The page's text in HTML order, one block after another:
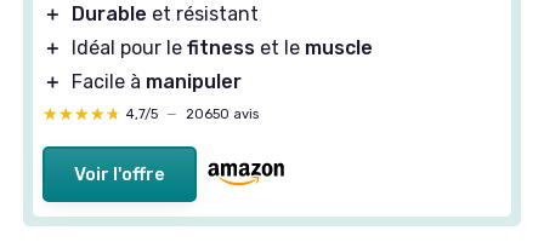
＋
Facile à manipuler
★★★★★
★★★★★ 4,7/5 — 20650 avis
Voir l'offre
Le db snatch dans un WOD